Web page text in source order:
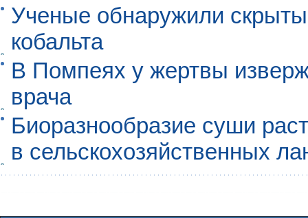
Ученые обнаружили
кобальта
В Помпеях у жертвы
врача
Биоразнообразие суши
в сельскохозяйственных